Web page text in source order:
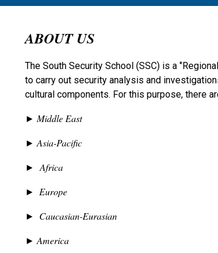
ABOUT US
The South Security School (SSC) is a
to carry out security analysis and
cultural components. For this purpose, there
►Middle East
►Asia-Pacific
► Africa
► Europe
► Caucasian-Eurasian
►America